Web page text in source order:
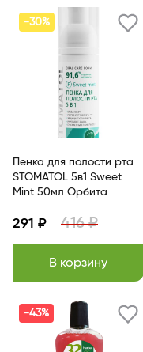
-30%
Пенка для полости рта
STOMATOL 5в1 Sweet
Mint 50мл Орбита
291 ₽ 416 ₽
В корзину
-43%